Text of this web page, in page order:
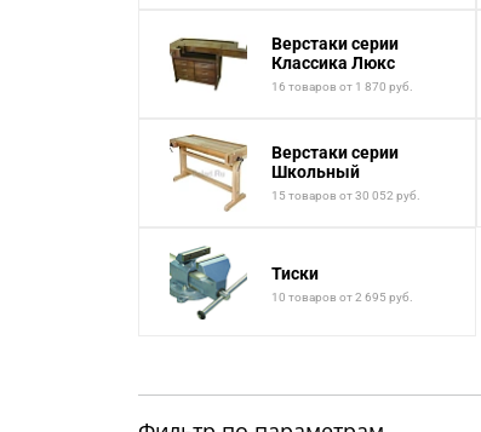
Верстаки серии
Классика Люкс
16 товаров от 1 870 руб.
Верстаки серии
Школьный
15 товаров от 30 052 руб.
Тиски
10 товаров от 2 695 руб.